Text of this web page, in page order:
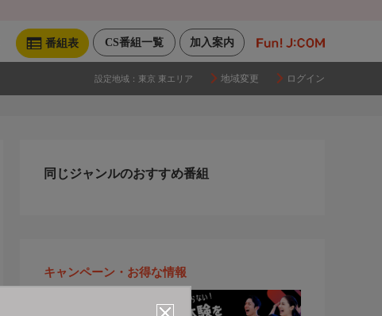
加入案内
CS番組一覧
番組表
設定地域： 東京 東エリア 地域変更 ログイン
同じジャンルのおすすめ番組
キャンペーン・お得な情報